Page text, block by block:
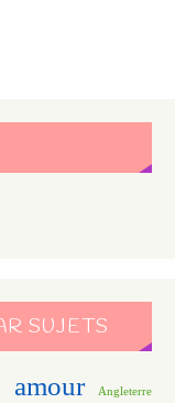
SUJETS
amour Angleterre